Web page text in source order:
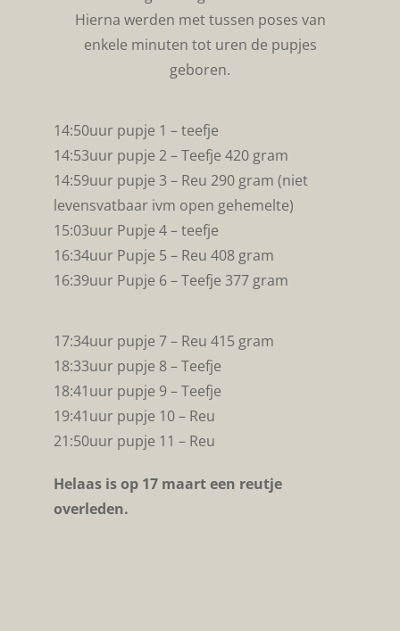
Hierna werden met tussen poses van
enkele minuten tot uren de pupjes
geboren.
14:50uur pupje 1 – teefje
14:53uur pupje 2 – Teefje 420 gram
14:59uur pupje 3 – Reu 290 gram (niet
levensvatbaar ivm open gehemelte)
15:03uur Pupje 4 – teefje
16:34uur Pupje 5 – Reu 408 gram
16:39uur Pupje 6 – Teefje 377 gram
17:34uur pupje 7 – Reu 415 gram
18:33uur pupje 8 – Teefje
18:41uur pupje 9 – Teefje
19:41uur pupje 10 – Reu
21:50uur pupje 11 – Reu
Helaas is op 17 maart een reutje
overleden.